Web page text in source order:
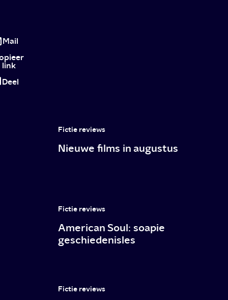
Christmas:
geen
George
Michael
Mail
link
Deel
Fictie reviews
Nieuwe films in augustus
Fictie reviews
American Soul: soapie
geschiedenisles
Fictie reviews